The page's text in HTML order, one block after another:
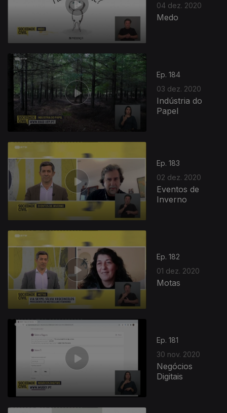
04 dez. 2020
Medo
Ep. 184
03 dez. 2020
Indústria do
Papel
Ep. 183
02 dez. 2020
Eventos de
Inverno
Ep. 182
01 dez. 2020
Motas
Ep. 181
30 nov. 2020
Negócios
Digitais